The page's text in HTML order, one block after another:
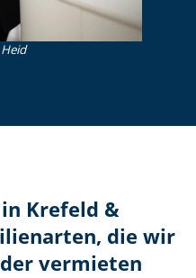
Krefeld &
die wir
vermieten